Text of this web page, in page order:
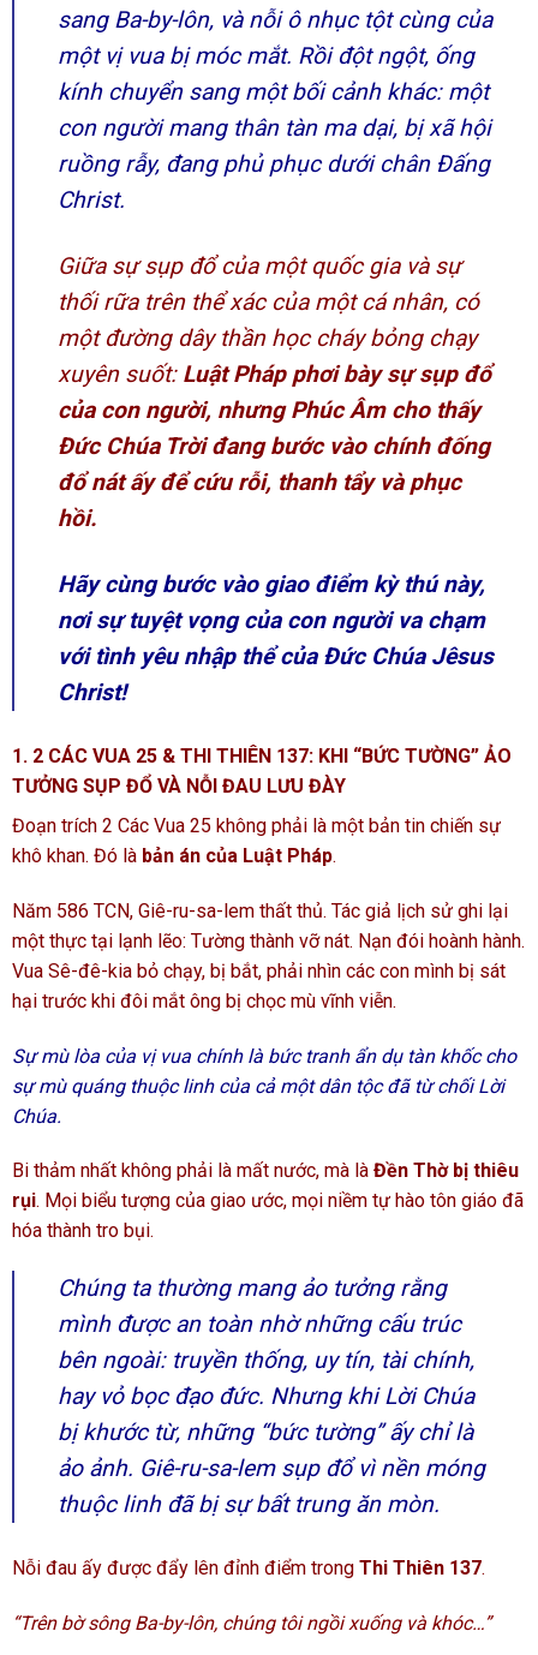
sang Ba-by-lôn, và nỗi ô nhục tột cùng của
một vị vua bị móc mắt. Rồi đột ngột, ống
kính chuyển sang một bối cảnh khác: một
con người mang thân tàn ma dại, bị xã hội
ruồng rẫy, đang phủ phục dưới chân Đấng
Christ.
Giữa sự sụp đổ của một quốc gia và sự
thối rữa trên thể xác của một cá nhân, có
một đường dây thần học cháy bỏng chạy
xuyên suốt: Luật Pháp phơi bày sự sụp đổ
của con người, nhưng Phúc Âm cho thấy
Đức Chúa Trời đang bước vào chính đống
đổ nát ấy để cứu rỗi, thanh tẩy và phục
hồi.
Hãy cùng bước vào giao điểm kỳ thú này,
nơi sự tuyệt vọng của con người va chạm
với tình yêu nhập thể của Đức Chúa Jêsus
Christ!
1. 2 CÁC VUA 25 & THI THIÊN 137: KHI “BỨC TƯỜNG” ẢO
TƯỞNG SỤP ĐỔ VÀ NỖI ĐAU LƯU ĐÀY
Đoạn trích 2 Các Vua 25 không phải là một bản tin chiến sự
khô khan. Đó là bản án của Luật Pháp.
Năm 586 TCN, Giê-ru-sa-lem thất thủ. Tác giả lịch sử ghi lại
một thực tại lạnh lẽo: Tường thành vỡ nát. Nạn đói hoành hành.
Vua Sê-đê-kia bỏ chạy, bị bắt, phải nhìn các con mình bị sát
hại trước khi đôi mắt ông bị chọc mù vĩnh viễn.
Sự mù lòa của vị vua chính là bức tranh ẩn dụ tàn khốc cho
sự mù quáng thuộc linh của cả một dân tộc đã từ chối Lời
Chúa.
Bi thảm nhất không phải là mất nước, mà là Đền Thờ bị thiêu
rụi. Mọi biểu tượng của giao ước, mọi niềm tự hào tôn giáo đã
hóa thành tro bụi.
Chúng ta thường mang ảo tưởng rằng
mình được an toàn nhờ những cấu trúc
bên ngoài: truyền thống, uy tín, tài chính,
hay vỏ bọc đạo đức. Nhưng khi Lời Chúa
bị khước từ, những “bức tường” ấy chỉ là
ảo ảnh. Giê-ru-sa-lem sụp đổ vì nền móng
thuộc linh đã bị sự bất trung ăn mòn.
Nỗi đau ấy được đẩy lên đỉnh điểm trong Thi Thiên 137.
“Trên bờ sông Ba-by-lôn, chúng tôi ngồi xuống và khóc…”